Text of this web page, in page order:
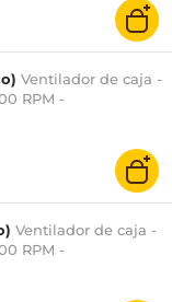
Ventilador de caja -
RPM -
Ventilador de caja -
RPM -